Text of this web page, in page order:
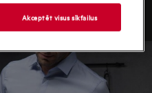
Akceptēt visus sīkfailus